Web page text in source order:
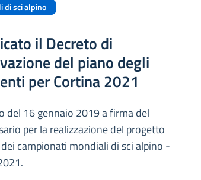
di sci alpino
il Decreto di
del piano degli
per Cortina 2021
del 16 gennaio 2019 a firma del
per la realizzazione del progetto
campionati mondiali di sci alpino -